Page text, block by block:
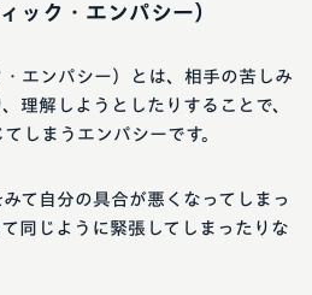
ック・エンパシー）
エンパシー）とは、相手の苦しみ
理解しようとしたりすることで、
しまうエンパシーです。
て自分の具合が悪くなってしまっ
同じように緊張してしまったりな